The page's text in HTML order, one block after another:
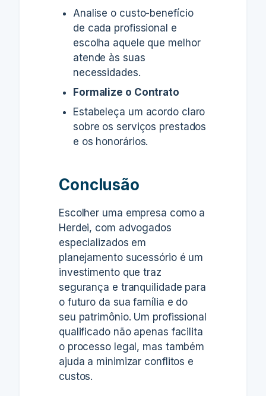
Analise o custo-benefício
de cada profissional e
escolha aquele que melhor
atende às suas
necessidades.
Formalize o Contrato
Estabeleça um acordo claro
sobre os serviços prestados
e os honorários.
Conclusão
Escolher uma empresa como a
Herdei, com advogados
especializados em
planejamento sucessório é um
investimento que traz
segurança e tranquilidade para
o futuro da sua família e do
seu patrimônio. Um profissional
qualificado não apenas facilita
o processo legal, mas também
ajuda a minimizar conflitos e
custos.